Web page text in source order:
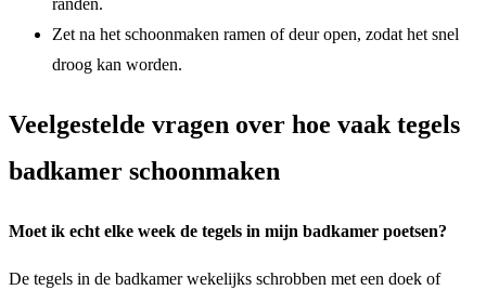
randen.
Zet na het schoonmaken ramen of deur open, zodat het snel
droog kan worden.
Veelgestelde vragen over hoe vaak tegels
badkamer schoonmaken
Moet ik echt elke week de tegels in mijn badkamer poetsen?
De tegels in de badkamer wekelijks schrobben met een doek of